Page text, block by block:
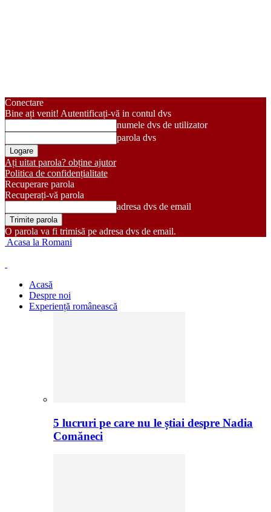
Conectare
Bine ați venit! Autentificați-vă in contul dvs
numele dvs de utilizator
parola dvs
Ați uitat parola? obține ajutor
Politica de confidențialitate
Recuperare parola
Recuperați-vă parola
adresa dvs de email
O parola va fi trimisă pe adresa dvs de email.
Acasa la Romani
Acasă
Despre noi
Experiență românească
5 lucruri pe care nu le știai despre Nadia
Comăneci